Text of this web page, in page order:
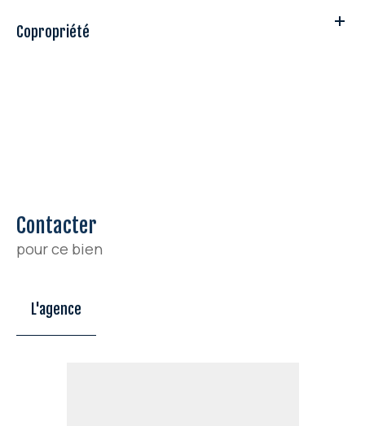
Copropriété
Contacter
pour ce bien
L'agence